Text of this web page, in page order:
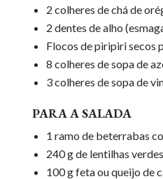
2 colheres de chá de
2 dentes de alho
Flocos de piripiri secos
8 colheres de sopa de
3 colheres de sopa de
PARA A SALADA
1 ramo de beterrabas
240 g de lentilhas
100 g feta ou queijo de